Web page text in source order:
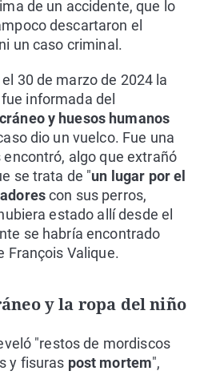
de un accidente, que lo
descartaron el
un caso criminal.
30 de marzo de 2024 la
informada del
y huesos humanos
dio un vuelco. Fue una
algo que extrañó
se trata de "un lugar por el
con sus perros,
estado allí desde el
se habría encontrado
François Valique.
y la ropa del niño
"restos de mordiscos
y fisuras post mortem",